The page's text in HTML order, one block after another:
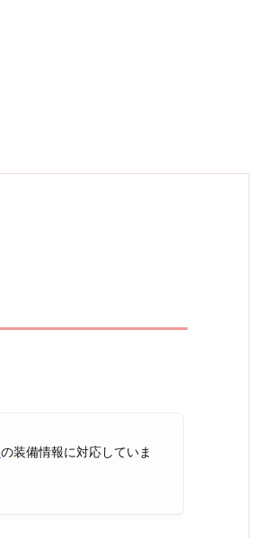
の装備情報に対応していま